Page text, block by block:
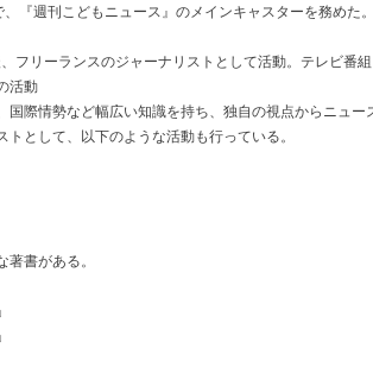
『週刊こどもニュース』のメインキャスターを務めた
フリーランスのジャーナリストとして活動。テレビ番
活動
国際情勢など幅広い知識を持ち、独自の視点からニュ
として、以下のような活動も行っている。
書がある。